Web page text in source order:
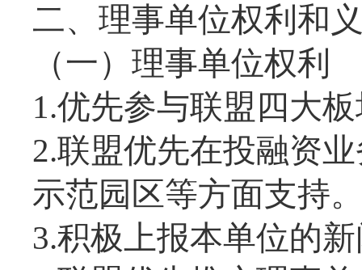
二、理事单位权利和
（一）理事单位权利
1.优先参与联盟四大
2.联盟优先在投融资
示范园区等方面支持
3.积极上报本单位的